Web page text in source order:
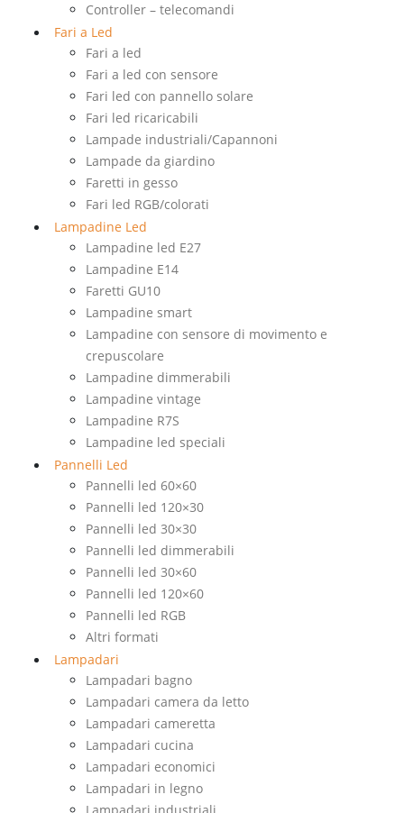
Controller – telecomandi
Fari a Led
Fari a led
Fari a led con sensore
Fari led con pannello solare
Fari led ricaricabili
Lampade industriali/Capannoni
Lampade da giardino
Faretti in gesso
Fari led RGB/colorati
Lampadine Led
Lampadine led E27
Lampadine E14
Faretti GU10
Lampadine smart
Lampadine con sensore di movimento e
crepuscolare
Lampadine dimmerabili
Lampadine vintage
Lampadine R7S
Lampadine led speciali
Pannelli Led
Pannelli led 60×60
Pannelli led 120×30
Pannelli led 30×30
Pannelli led dimmerabili
Pannelli led 30×60
Pannelli led 120×60
Pannelli led RGB
Altri formati
Lampadari
Lampadari bagno
Lampadari camera da letto
Lampadari cameretta
Lampadari cucina
Lampadari economici
Lampadari in legno